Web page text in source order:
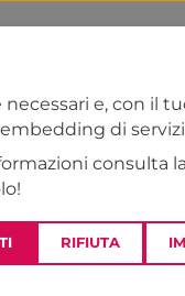
PAP! NOTIZIE
e, con il
di
consulta la
RIFIUTA